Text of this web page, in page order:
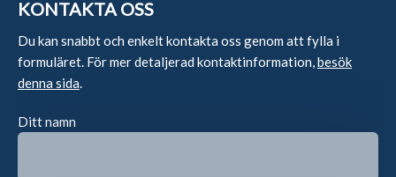
KONTAKTA OSS
Du kan snabbt och enkelt kontakta oss genom att fylla i
formuläret. För mer detaljerad kontaktinformation,besök
denna sida.
Ditt namn